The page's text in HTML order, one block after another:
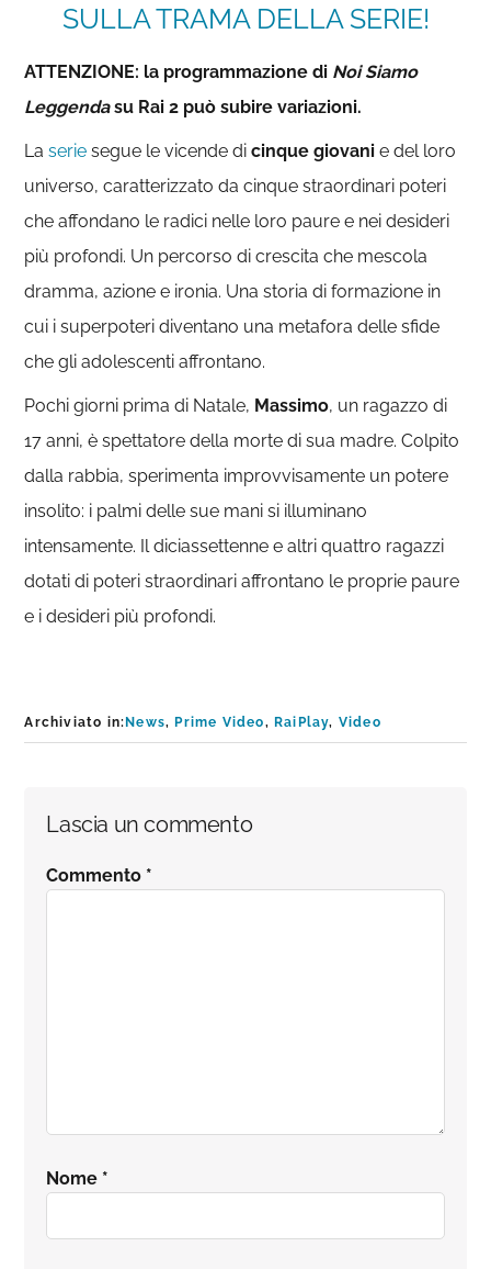
SULLA TRAMA DELLA SERIE!
ATTENZIONE: la programmazione di Noi Siamo
Leggendasu Rai 2 può subire variazioni.
Laserie segue le vicende dicinque giovani e del loro
universo, caratterizzato da cinque straordinari poteri
che affondano le radici nelle loro paure e nei desideri
più profondi. Un percorso di crescita che mescola
dramma, azione e ironia. Una storia di formazione in
cui i superpoteri diventano una metafora delle sfide
che gli adolescenti affrontano.
Pochi giorni prima di Natale, Massimo, un ragazzo di
17 anni, è spettatore della morte di sua madre. Colpito
dalla rabbia, sperimenta improvvisamente un potere
insolito: i palmi delle sue mani si illuminano
intensamente. Il diciassettenne e altri quattro ragazzi
dotati di poteri straordinari affrontano le proprie paure
e i desideri più profondi.
Archiviato in:News,Prime Video,RaiPlay, Video
Interazioni
del
Lascia un commento
Commento *
Nome *